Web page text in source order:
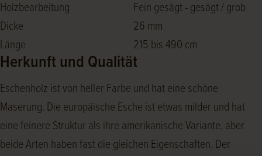
Holzbearbeitung
Fein gesägt - gesägt / grob
Dicke
26 mm
Länge
215 bis 490 cm
Herkunft und Qualität
Eschenholz ist von heller Farbe und hat eine schöne
Maserung. Die europäische Esche ist etwas milder und hat
eine feinere Struktur als ihre amerikanische Variante, aber
beide Arten haben fast die gleichen Eigenschaften. Der